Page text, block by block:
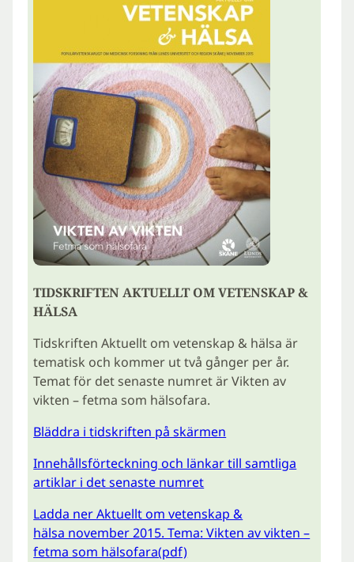
TIDSKRIFTEN AKTUELLT OM VETENSKAP &
HÄLSA
Tidskriften Aktuellt om vetenskap & hälsa är
tematisk och kommer ut två gånger per år.
Temat för det senaste numret är Vikten av
vikten – fetma som hälsofara.
Bläddra i tidskriften på skärmen
Innehållsförteckning och länkar till samtliga
artiklar i det senaste numret
Ladda ner Aktuellt om vetenskap &
hälsa november 2015. Tema: Vikten av vikten –
fetma som hälsofara(pdf)